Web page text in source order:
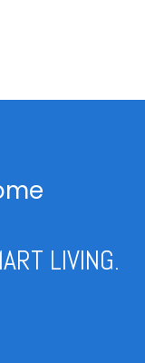
LIVING.